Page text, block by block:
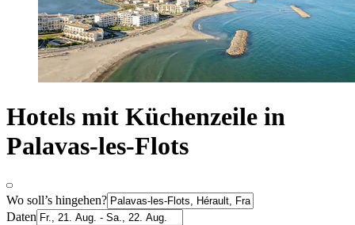
Hotels mit Küchenzeile in
Palavas-les-Flots
Wo soll’s hingehen?
Daten